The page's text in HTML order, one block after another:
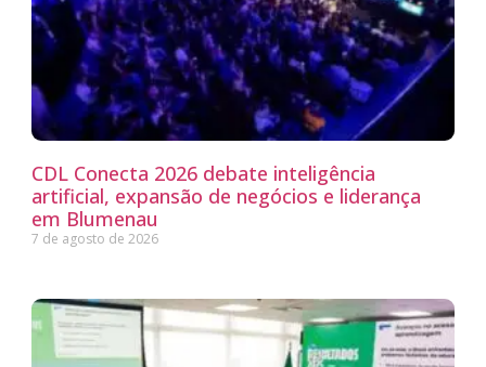
CDL Conecta 2026 debate inteligência
artificial, expansão de negócios e liderança
em Blumenau
7 de agosto de 2026